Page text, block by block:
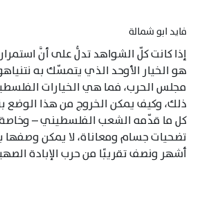
فايد ابو شمالة
إذا كانت كلّ الشواهد تدلُّ على أنَّ
هو الخيار الأوحد الذي يتمسّك به
مجلس الحرب، فما هي الخيارات
ذلك، وكيف يمكن الخروج من هذا الوضع
كل ما قدّمه الشعب الفلسطيني –
تضحيات جسام ومعاناة، لا يمكن وصفها
أشهر ونصف تقريبًا من حرب الإبادة